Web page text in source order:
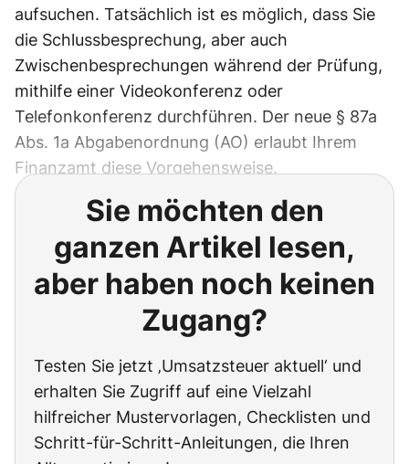
aufsuchen. Tatsächlich ist es möglich, dass Sie
die Schlussbesprechung, aber auch
Zwischenbesprechungen während der Prüfung,
mithilfe einer Videokonferenz oder
Telefonkonferenz durchführen. Der neue § 87a
Abs. 1a Abgabenordnung (AO) erlaubt Ihrem
Finanzamt diese Vorgehensweise.
Sie möchten den
ganzen Artikel lesen,
aber haben noch keinen
Zugang?
Testen Sie jetzt ‚Umsatzsteuer aktuell‘ und
erhalten Sie Zugriff auf eine Vielzahl
hilfreicher Mustervorlagen, Checklisten und
Schritt-für-Schritt-Anleitungen, die Ihren